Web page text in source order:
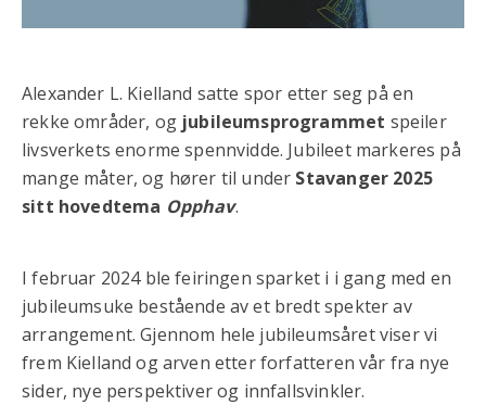
Alexander L. Kielland satte spor etter seg på en
rekke områder, og jubileumsprogrammet speiler
livsverkets enorme spennvidde. Jubileet markeres på
mange måter, og hører til under Stavanger 2025
sitt hovedtema Opphav.
I februar 2024 ble feiringen sparket i i gang med en
jubileumsuke bestående av et bredt spekter av
arrangement. Gjennom hele jubileumsåret viser vi
frem Kielland og arven etter forfatteren vår fra nye
sider, nye perspektiver og innfallsvinkler.